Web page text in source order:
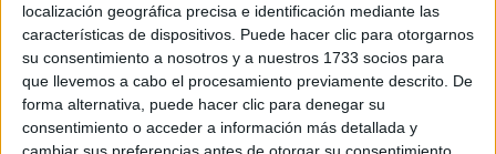
localización geográfica precisa e identificación mediante las
características de dispositivos. Puede hacer clic para otorgarnos
su consentimiento a nosotros y a nuestros 1733 socios para
que llevemos a cabo el procesamiento previamente descrito. De
forma alternativa, puede hacer clic para denegar su
consentimiento o acceder a información más detallada y
UNIVERSITAT RAMON LLULL (Universidad Privada)
Tipo: Máster
Pídeles información ¡GRATIS!
Presencial |Barcelona
Máster Universitario en